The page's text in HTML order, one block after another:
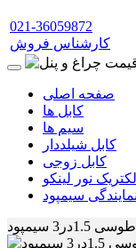
021-36059872
کارشناس فروش
صفحه اصلی
کابل ها
سیم ها
کابل شیلددار
کابل زوجی
نور لینکو
نمایندگی سیمپود
سیمپود